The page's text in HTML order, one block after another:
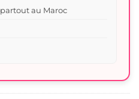
partout au Maroc